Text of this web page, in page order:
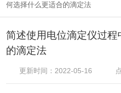
何选择什么更适合的滴定法
简述使用电位滴定仪过
的滴定法
更新时间：2022-05-16